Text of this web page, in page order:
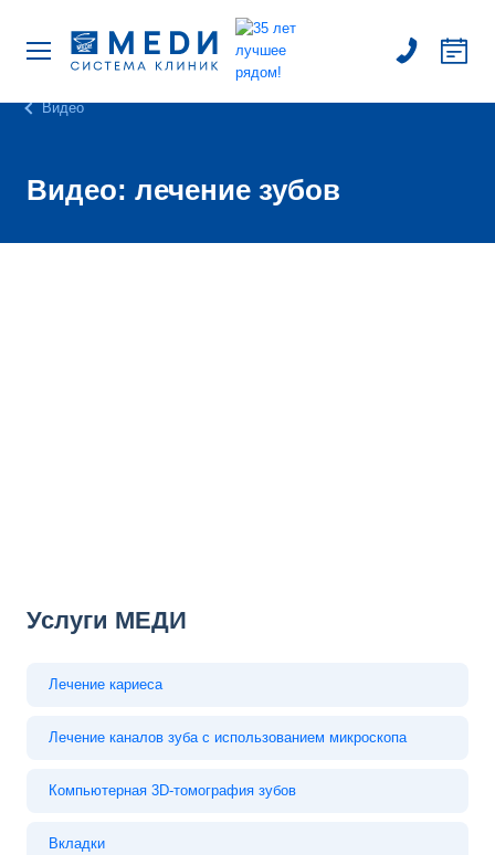
Видео
Видео: лечение зубов
Услуги МЕДИ
Лечение кариеса
Лечение каналов зуба с использованием микроскопа
Компьютерная 3D-томография зубов
Вкладки